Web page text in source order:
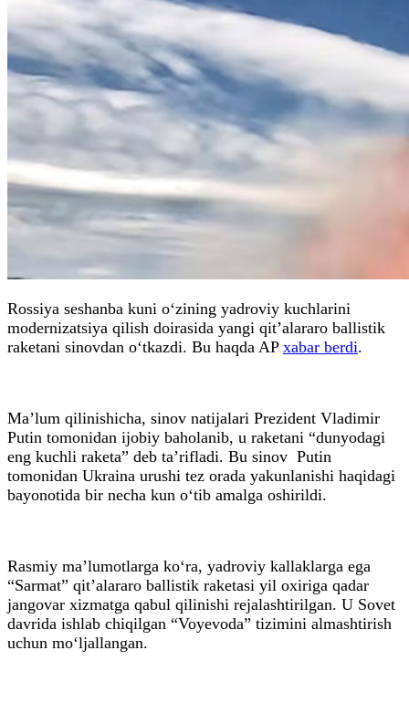
Rossiya seshanba kuni o‘zining yadroviy kuchlarini
modernizatsiya qilish doirasida yangi qit’alararo ballistik
raketani sinovdan o‘tkazdi. Bu haqda AP xabar berdi.
Ma’lum qilinishicha, sinov natijalari Prezident Vladimir
Putin tomonidan ijobiy baholanib, u raketani “dunyodagi
eng kuchli raketa” deb ta’rifladi. Bu sinov Putin
tomonidan Ukraina urushi tez orada yakunlanishi haqidagi
bayonotida bir necha kun o‘tib amalga oshirildi.
Rasmiy ma’lumotlarga ko‘ra, yadroviy kallaklarga ega
“Sarmat” qit’alararo ballistik raketasi yil oxiriga qadar
jangovar xizmatga qabul qilinishi rejalashtirilgan. U Sovet
davrida ishlab chiqilgan “Voyevoda” tizimini almashtirish
uchun mo‘ljallangan.